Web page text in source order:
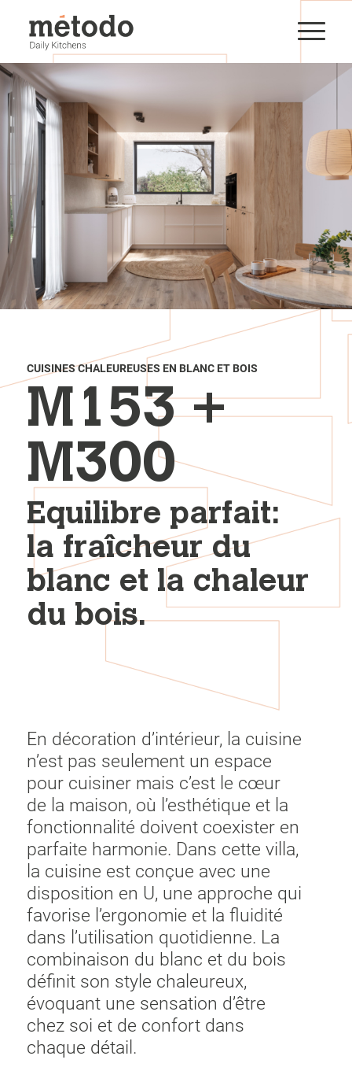
CUISINES CHALEUREUSES EN BLANC ET BOIS
M153 +
M300
Equilibre parfait:
la fraîcheur du
blanc et la chaleur
du bois.
En décoration d’intérieur, la cuisine
n’est pas seulement un espace
pour cuisiner mais c’est le cœur
de la maison, où l’esthétique et la
fonctionnalité doivent coexister en
parfaite harmonie. Dans cette villa,
la cuisine est conçue avec une
disposition en U, une approche qui
favorise l’ergonomie et la fluidité
dans l’utilisation quotidienne. La
combinaison du blanc et du bois
définit son style chaleureux,
évoquant une sensation d’être
chez soi et de confort dans
chaque détail.